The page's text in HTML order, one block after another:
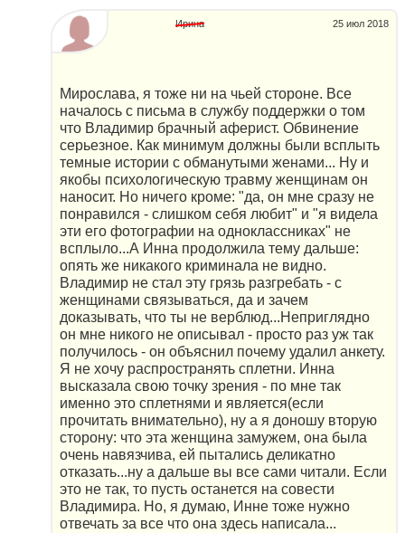
25 июл 2018
Ирина
Мирослава, я тоже ни на чьей стороне. Все
началось с письма в службу поддержки о том
что Владимир брачный аферист. Обвинение
серьезное. Как минимум должны были всплыть
темные истории с обманутыми женами... Ну и
якобы психологическую травму женщинам он
наносит. Но ничего кроме: "да, он мне сразу не
понравился - слишком себя любит" и "я видела
эти его фотографии на одноклассниках" не
всплыло...А Инна продолжила тему дальше:
опять же никакого криминала не видно.
Владимир не стал эту грязь разгребать - с
женщинами связываться, да и зачем
доказывать, что ты не верблюд...Неприглядно
он мне никого не описывал - просто раз уж так
получилось - он объяснил почему удалил анкету.
Я не хочу распространять сплетни. Инна
высказала свою точку зрения - по мне так
именно это сплетнями и является(если
прочитать внимательно), ну а я доношу вторую
сторону: что эта женщина замужем, она была
очень навязчива, ей пытались деликатно
отказать...ну а дальше вы все сами читали. Если
это не так, то пусть останется на совести
Владимира. Но, я думаю, Инне тоже нужно
отвечать за все что она здесь написала...